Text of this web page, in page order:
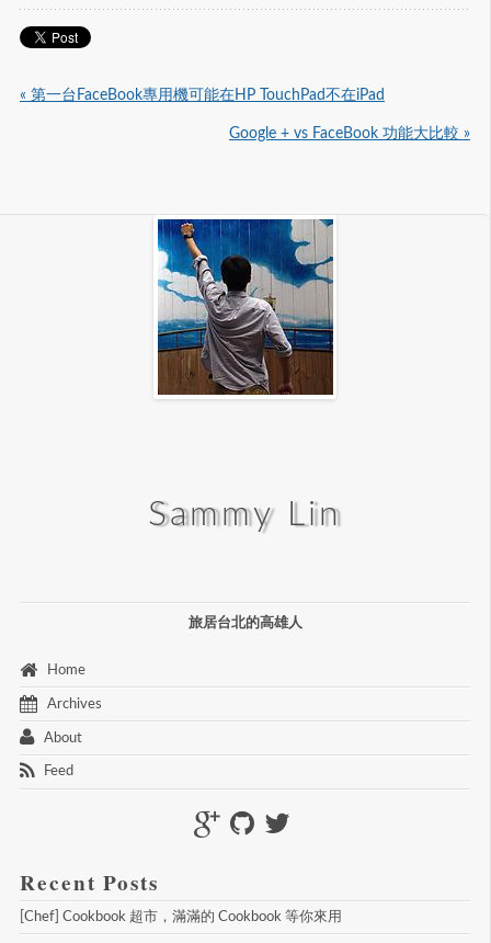
« 第一台FaceBook專用機可能在HP TouchPad不在iPad
Google + vs FaceBook 功能大比較 »
Sammy Lin
旅居台北的高雄人
Home
Archives
About
Feed
Recent Posts
[Chef] Cookbook 超市，滿滿的 Cookbook 等你來用